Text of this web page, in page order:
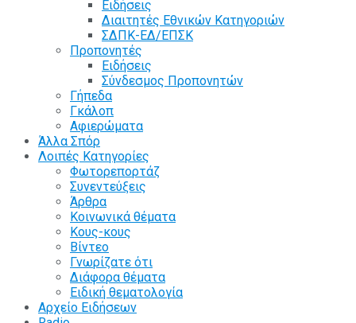
Ειδήσεις
Διαιτητές Εθνικών Κατηγοριών
ΣΔΠΚ-ΕΔ/ΕΠΣΚ
Προπονητές
Ειδήσεις
Σύνδεσμος Προπονητών
Γήπεδα
Γκάλοπ
Αφιερώματα
Άλλα Σπόρ
Λοιπές Κατηγορίες
Φωτορεπορτάζ
Συνεντεύξεις
Άρθρα
Κοινωνικά θέματα
Κους-κους
Βίντεο
Γνωρίζατε ότι
Διάφορα θέματα
Ειδική θεματολογία
Αρχείο Ειδήσεων